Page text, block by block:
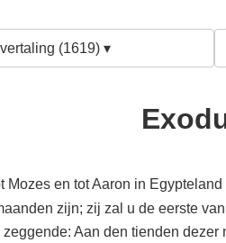
(1619) ▾
Mozes en tot Aaron in
zijn; zij zal u de eerste
Aan den tienden